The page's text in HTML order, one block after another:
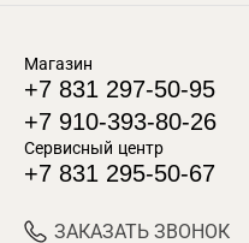
Магазин
+7 831 297-50-95
+7 910-393-80-26
Сервисный центр
+7 831 295-50-67
ЗАКАЗАТЬ ЗВОНОК